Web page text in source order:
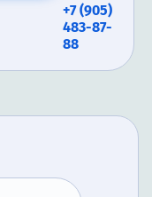
+7 (905)
483-87-
88